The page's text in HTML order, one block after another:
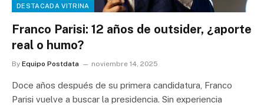
DESTACADA VITRINA
Franco Parisi: 12 años de outsider, ¿aporte
real o humo?
By Equipo Postdata noviembre 14, 2025
Doce años después de su primera candidatura, Franco
Parisi vuelve a buscar la presidencia. Sin experiencia